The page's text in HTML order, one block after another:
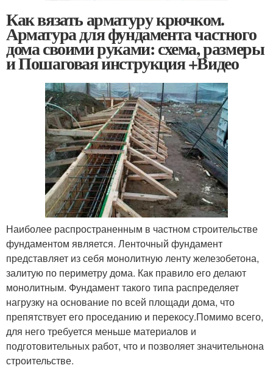
Как вязать арматуру крючком.
Арматура для фундамента частного
дома своими руками: схема, размеры
и Пошаговая инструкция +Видео
Наиболее распространенным в частном строительстве
фундаментом является. Ленточный фундамент
представляет из себя монолитную ленту железобетона,
залитую по периметру дома. Как правило его делают
монолитным. Фундамент такого типа распределяет
нагрузку на основание по всей площади дома, что
препятствует его проседанию и перекосу.Помимо всего,
для него требуется меньше материалов и
подготовительных работ, что и позволяет значительнона
строительстве.